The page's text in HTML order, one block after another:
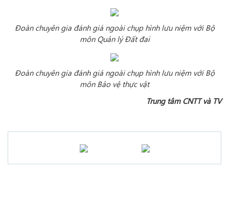
Đoàn chuyên gia đánh giá ngoài chụp hình lưu niệm với Bộ
môn Quản lý Đất đai
Đoàn chuyên gia đánh giá ngoài chụp hình lưu niệm với Bộ
môn Bảo vệ thực vật
Trung tâm CNTT và TV